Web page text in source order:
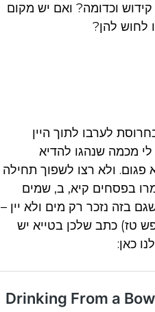
וכדומה? ואם יש מקום
לחוש להן?
לערבו לתוך היין
מכמה שנהגו להדיא
פגום. ולא רצו לשפוך תחילה
בפסחים קיא, ב, שמים
בזה נזכר רק מים ולא יין –
טז) כתב שלכן בטייא יש
כאן: